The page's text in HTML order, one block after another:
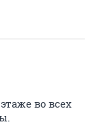
во всех